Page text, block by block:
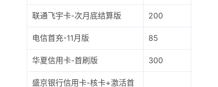
联通飞宇卡-次月底结算版 200
电信首充-11月版 85
华夏信用卡-首刷版 300
盛京银行信用卡-核卡+激活首